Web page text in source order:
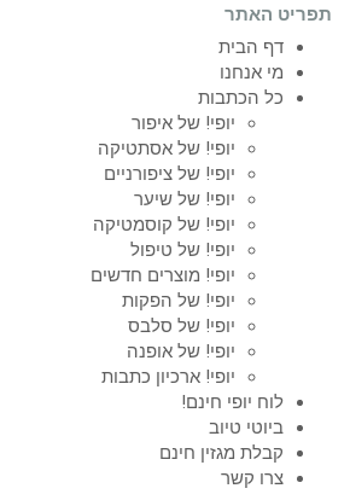
תפריט האתר
דף הבית
מי אנחנו
כל הכתבות
יופי! של איפור
יופי! של אסתטיקה
יופי! של ציפורניים
יופי! של שיער
יופי! של קוסמטיקה
יופי! של טיפול
יופי! מוצרים חדשים
יופי! של הפקות
יופי! של סלבס
יופי! של אופנה
יופי! ארכיון כתבות
לוח יופי חינם!
ביוטי טיוב
קבלת מגזין חינם
צרו קשר